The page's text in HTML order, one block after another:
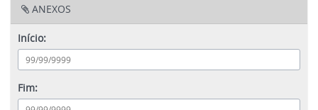
ANEXOS
Início:
Fim: